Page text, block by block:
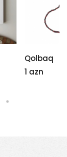
Qolbaq
1 azn